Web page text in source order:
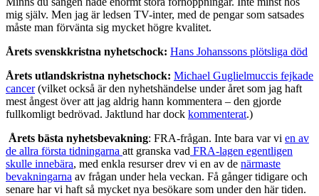
mig själv. Men jag är ledsen TV-inter, med de pengar som satsades
måste man förvänta sig mycket högre kvalitet.
Årets svenskkristna nyhetschock: Hans Johanssons plötsliga död
Årets utlandskristna nyhetschock: Michael Guglielmuccis fejkade
cancer(vilket också är den nyhetshändelse under året som jag haft
mest ångest över att jag aldrig hann kommentera – den gjorde
fullkomligt bedrövad. Jaktlund har dock kommenterat.)
Årets bästa nyhetsbevakning: FRA-frågan. Inte bara var vi en av
de allra första tidningarna att granska vad FRA-lagen egentligen
skulle innebära, med enkla resurser drev vi en av de närmaste
bevakningarna av frågan under hela veckan. Få gånger tidigare och
senare har vi haft så mycket nya besökare som under den här tiden.